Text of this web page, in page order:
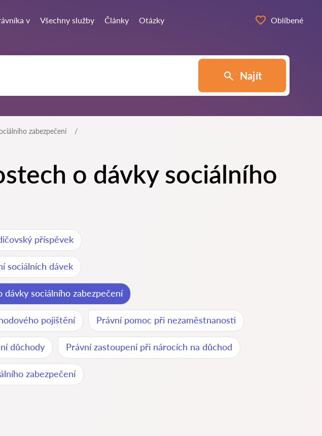
v Všechny služby Články Otázky Oblíbené
Najít
zabezpečení
o dávky sociálního
příspěvek
sociálních dávek
dávky sociálního zabezpečení
pojištění Právní pomoc při nezaměstnanosti
důchody Právní zastoupení při nárocích na důchod
zabezpečení